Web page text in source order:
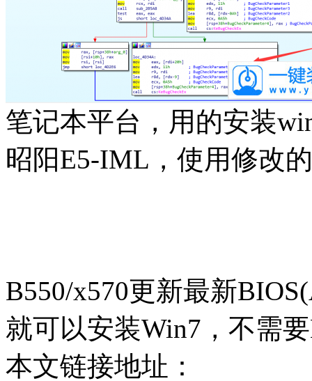
笔记本平台，用的安装
昭阳E5-IML，使用修改
B550/x570更新最新
就可以安装Win7，不需
本文链接地址：